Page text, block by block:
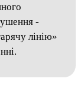
-
лінію»